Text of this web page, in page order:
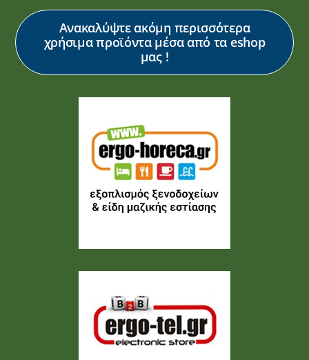
Ανακαλύψτε ακόμη περισσότερα
χρήσιμα προϊόντα μέσα από τα eshop
μας !